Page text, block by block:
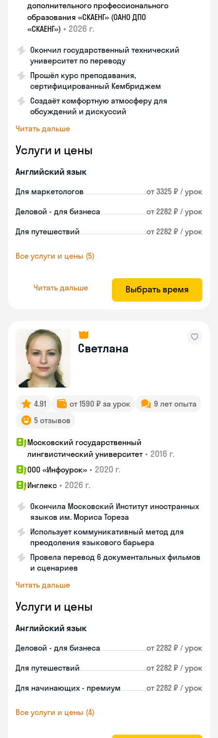
дополнительного профессионального
образования «СКАЕНГ» (ОАНО ДПО
«СКАЕНГ») • 2026 г.
Окончил государственный технический
университет по переводу
Прошёл курс преподавания,
сертифицированный Кембриджем
Создаёт комфортную атмосферу для
обсуждений и дискуссий
Читать дальше
Услуги и цены
Английский язык
Для маркетологов от 3325 ₽ / урок
Деловой - для бизнеса от 2282 ₽ / урок
Для путешествий от 2282 ₽ / урок
Все услуги и цены (5)
Читать дальше Выбрать время
Светлана
4.91 от 1590 ₽ за урок
9 лет опыта
5 отзывов
Московский государственный
лингвистический университет • 2016 г.
ООО «Инфоурок» • 2020 г.
Инглекс • 2026 г.
Окончила Московский Институт иностранных
языков им. Мориса Тореза
Использует коммуникативный метод для
преодоления языкового барьера
Провела перевод 6 документальных фильмов
и сценариев
Читать дальше
Услуги и цены
Английский язык
Деловой - для бизнеса от 2282 ₽ / урок
Для путешествий от 2282 ₽ / урок
Для начинающих - премиум от 2282 ₽ / урок
Все услуги и цены (4)